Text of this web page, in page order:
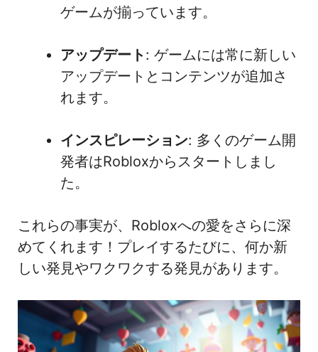
ゲームが揃っています。
アップデート : ゲームには常に新しい
アップデートとコンテンツが追加さ
れます。
インスピレーション: 多くのゲーム開
発者はRobloxからスタートしまし
た。
これらの事実が、Robloxへの愛をさらに深
めてくれます！プレイするたびに、何か新
しい発見やワクワクする発見があります。